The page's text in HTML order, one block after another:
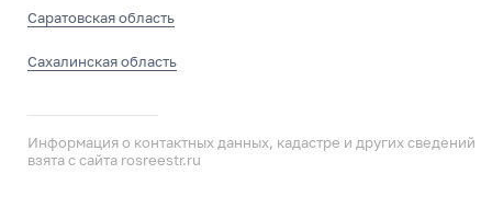
Саратовская область
Сахалинская область
Информация о контактных данных, кадастре и других сведений
взята с сайта rosreestr.ru